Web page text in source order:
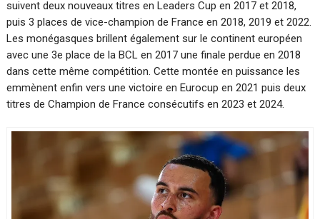
suivent deux nouveaux titres en Leaders Cup en 2017 et 2018,
puis 3 places de vice-champion de France en 2018, 2019 et 2022.
Les monégasques brillent également sur le continent européen
avec une 3e place de la BCL en 2017 une finale perdue en 2018
dans cette même compétition. Cette montée en puissance les
emmènent enfin vers une victoire en Eurocup en 2021 puis deux
titres de Champion de France consécutifs en 2023 et 2024.